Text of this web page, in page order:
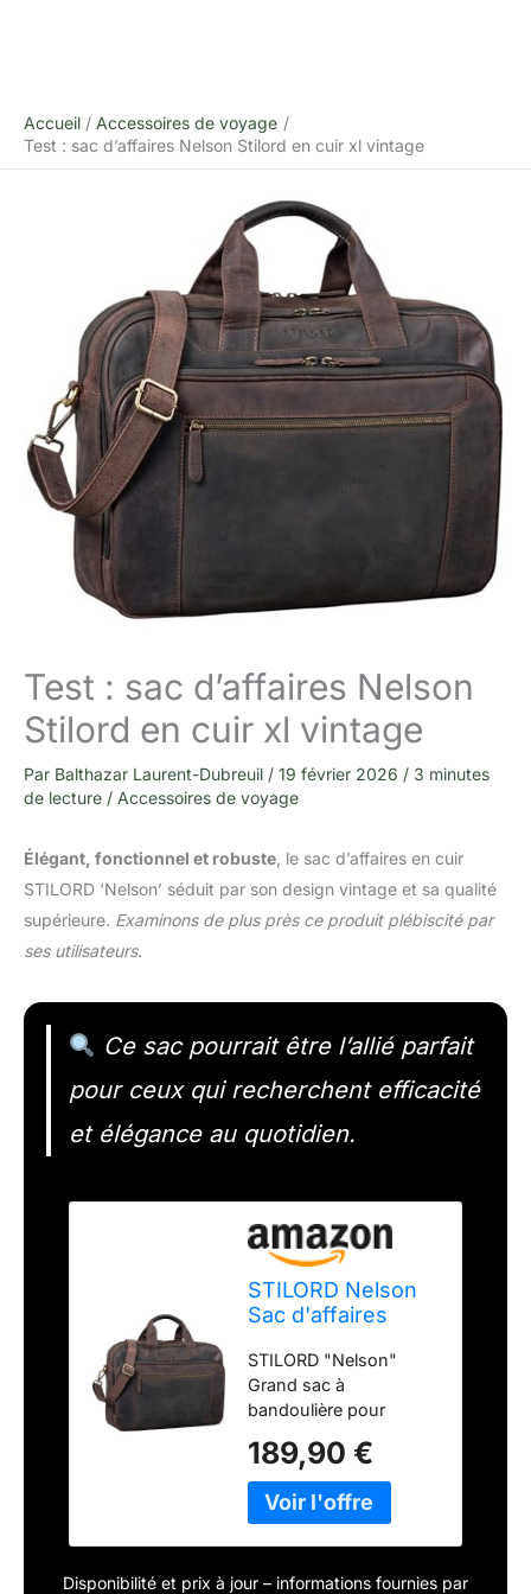
Accueil
Accessoires de voyage
Test : sac d’affaires Nelson Stilord en cuir xl vintage
Test : sac d’affaires Nelson
Stilord en cuir xl vintage
Par Balthazar Laurent-Dubreuil / 19 février 2026 / 3 minutes
de lecture / Accessoires de voyage
Élégant, fonctionnel et robuste , le sac d’affaires en cuir
STILORD ‘Nelson’ séduit par son design vintage et sa qualité
supérieure. Examinons de plus près ce produit plébiscité par
ses utilisateurs.
Ce sac pourrait être l’allié parfait
pour ceux qui recherchent efficacité
et élégance au quotidien.
STILORD Nelson
Sac d'affaires
Sacoche XL
Serviette en Cuir
Cartable Sac à
Bandoulière
Vintage Sac
d'Épaule
Couleur:Marron -
STILORD "Nelson"
Grand sac à
bandoulière pour
look élégant devant
collègues, partenaires
et clients | Sac en cuir
marque STILORD
189,90 €
Disponibilité et prix à jour – informations fournies par